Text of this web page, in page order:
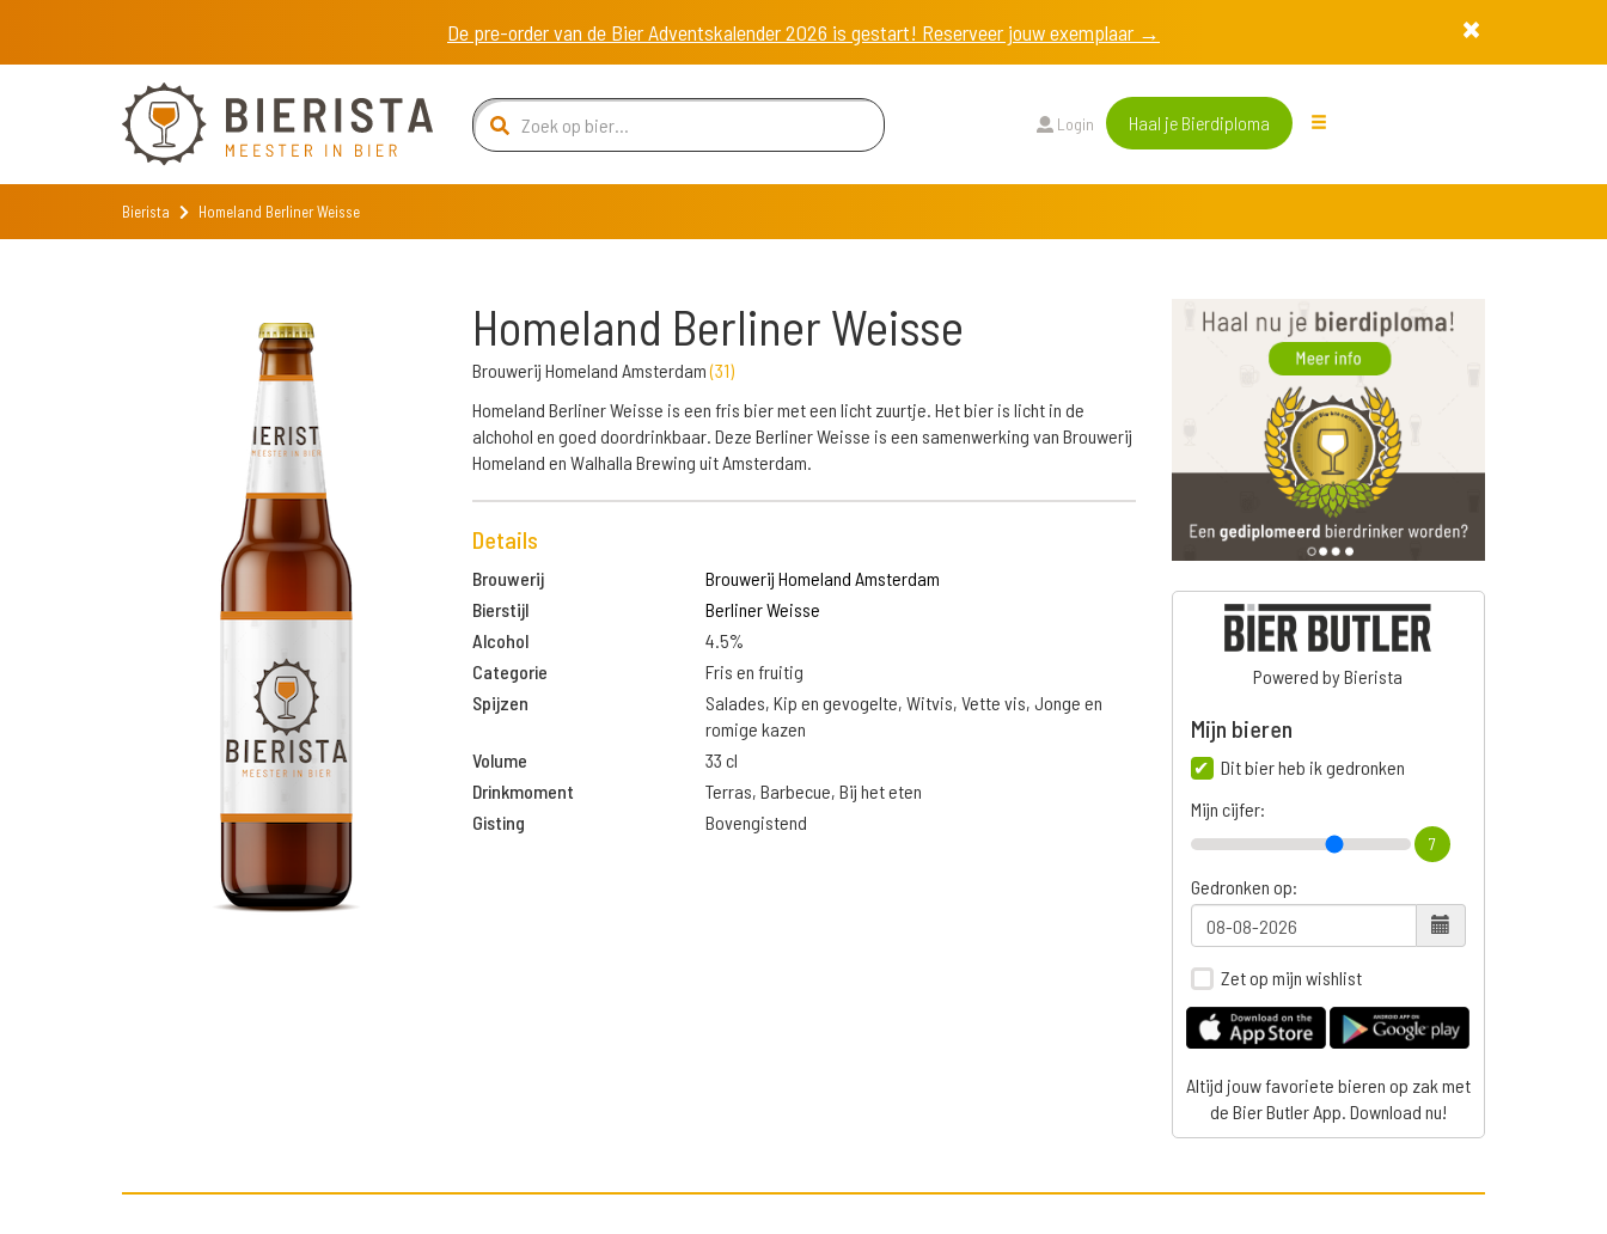
De pre-order van de Bier Adventskalender 2026 is gestart! Reserveer jouw exemplaar →
Login Haal je Bierdiploma
Bierista Homeland Berliner Weisse
Homeland Berliner Weisse
Brouwerij Homeland Amsterdam(31)
Homeland Berliner Weisse is een fris bier met een licht zuurtje. Het bier is licht in de
alchohol en goed doordrinkbaar. Deze Berliner Weisse is een samenwerking van Brouwerij
Homeland en Walhalla Brewing uit Amsterdam.
Details
Brouwerij
Brouwerij Homeland Amsterdam
Bierstijl
Berliner Weisse
Alcohol
4.5%
Categorie
Fris en fruitig
Spijzen
Salades, Kip en gevogelte, Witvis, Vette vis, Jonge en
romige kazen
Volume
33 cl
Drinkmoment
Terras, Barbecue, Bij het eten
Gisting
Bovengistend
Powered by Bierista
Mijn bieren
Dit bier heb ik gedronken
Mijn cijfer:
7
Gedronken op:
Zet op mijn wishlist
Altijd jouw favoriete bieren op zak met
de Bier Butler App. Download nu!